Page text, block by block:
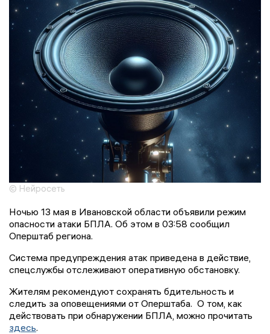
© Нейросеть
Ночью 13 мая в Ивановской области объявили режим
опасности атаки БПЛА. Об этом в 03:58 сообщил
Оперштаб региона.
Система предупреждения атак приведена в действие,
спецслужбы отслеживают оперативную обстановку.
Жителям рекомендуют сохранять бдительность и
следить за оповещениями от Оперштаба. О том, как
действовать при обнаружении БПЛА, можно прочитать
здесь.